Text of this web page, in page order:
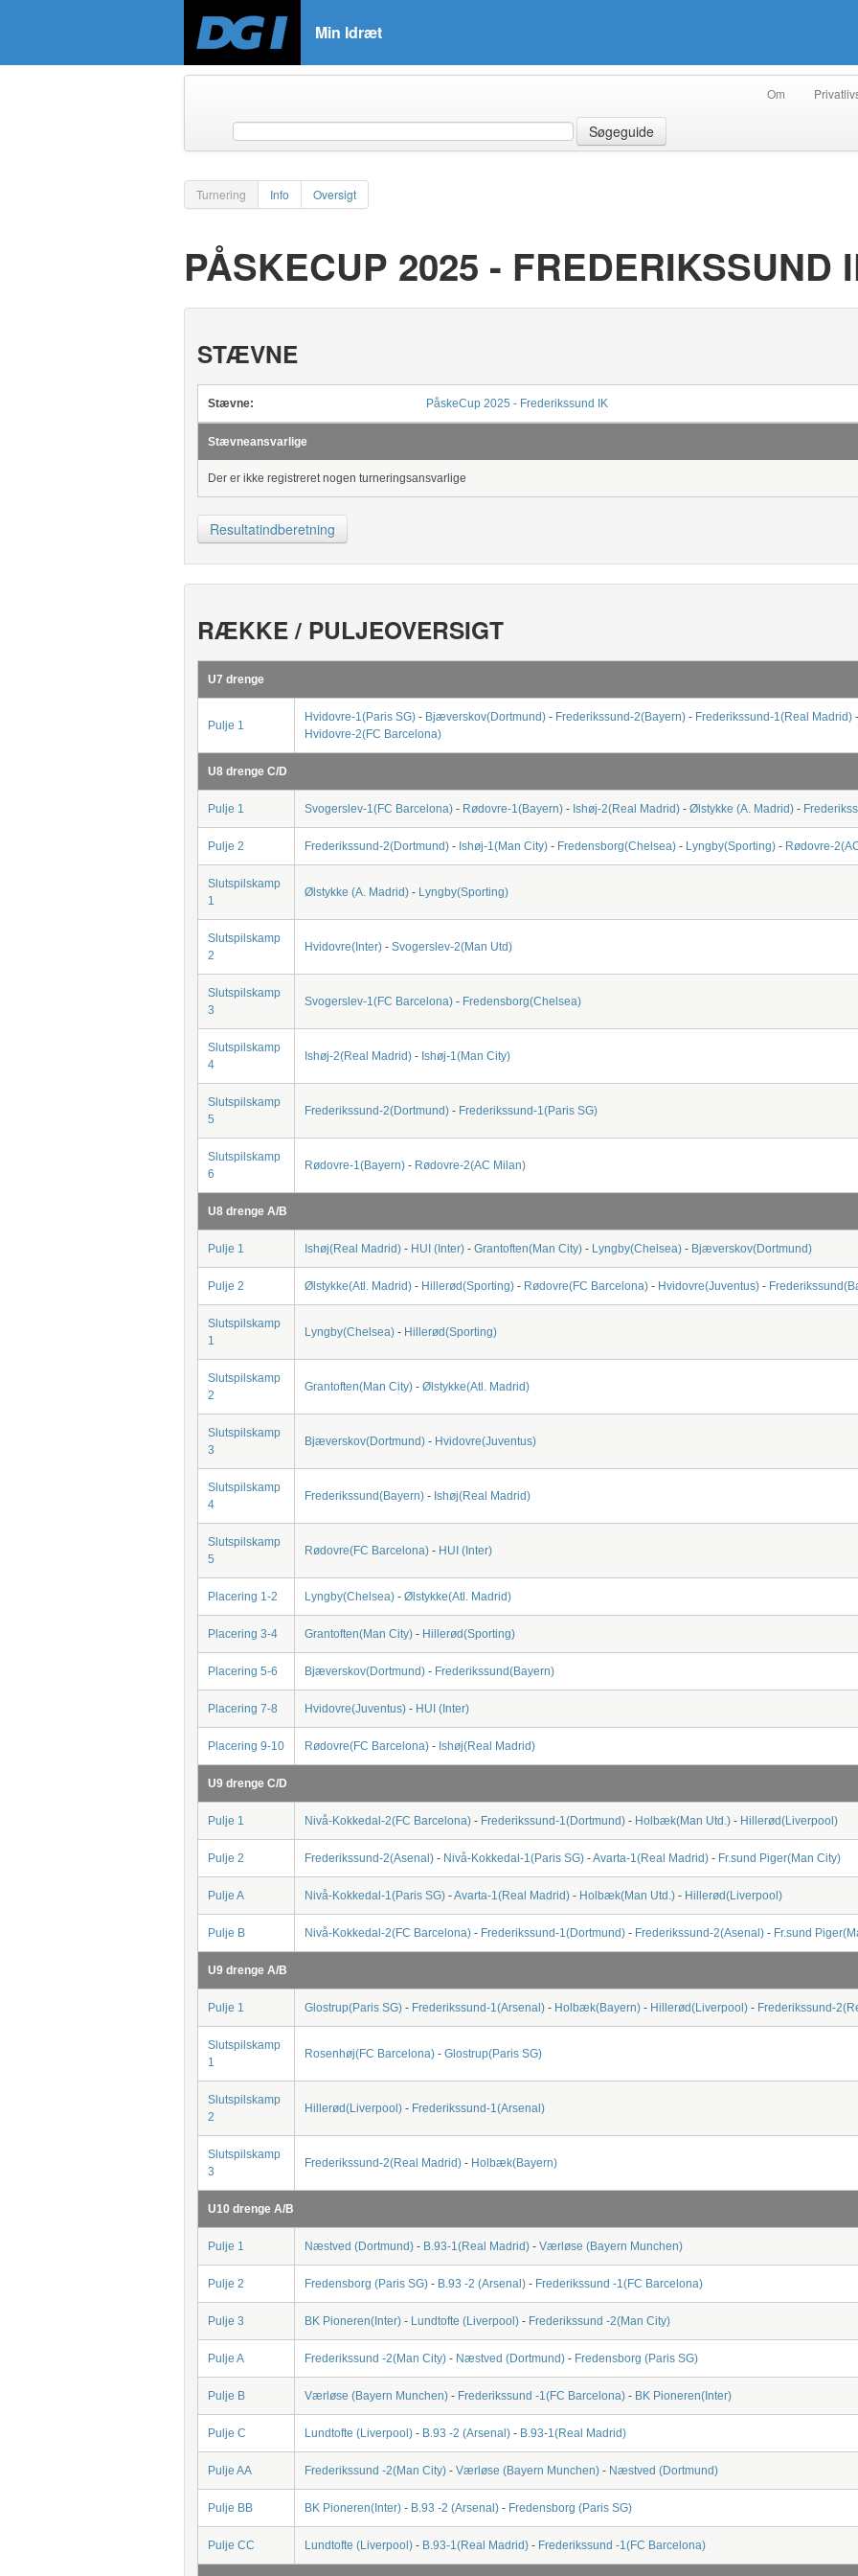
Min Idræt
Om
Søgeguide
Turnering Info Oversigt
PÅSKECUP 2025 - FREDERIKSSUND
STÆVNE
Stævne: PåskeCup 2025 - Frederikssund IK
Stævneansvarlige
Der er ikke registreret nogen turneringsansvarlige
Resultatindberetning
RÆKKE / PULJEOVERSIGT
U7 drenge
Pulje 1
Hvidovre-1(Paris SG) - Bjæverskov(Dortmund) - Frederikssund-2(Bayern) - Frederikssund-1(Real Madrid) -
Hvidovre-2(FC Barcelona)
U8 drenge C/D
Pulje 1 Svogerslev-1(FC Barcelona) - Rødovre-1(Bayern) - Ishøj-2(Real Madrid) - Ølstykke (A. Madrid) -
Pulje 2 Frederikssund-2(Dortmund) - Ishøj-1(Man City) - Fredensborg(Chelsea) - Lyngby(Sporting) - Rødovre-
Slutspilskamp
1
Ølstykke (A. Madrid) - Lyngby(Sporting)
Slutspilskamp
2
Hvidovre(Inter) - Svogerslev-2(Man Utd)
Slutspilskamp
3
Svogerslev-1(FC Barcelona) - Fredensborg(Chelsea)
Slutspilskamp
4
Ishøj-2(Real Madrid) - Ishøj-1(Man City)
Slutspilskamp
5
Frederikssund-2(Dortmund) - Frederikssund-1(Paris SG)
Slutspilskamp
6
Rødovre-1(Bayern) - Rødovre-2(AC Milan)
U8 drenge A/B
Pulje 1 Ishøj(Real Madrid) - HUI (Inter) - Grantoften(Man City) - Lyngby(Chelsea) - Bjæverskov(Dortmund)
Pulje 2 Ølstykke(Atl. Madrid) - Hillerød(Sporting) - Rødovre(FC Barcelona) - Hvidovre(Juventus) -
Slutspilskamp
1
Lyngby(Chelsea) - Hillerød(Sporting)
Slutspilskamp
2
Grantoften(Man City) - Ølstykke(Atl. Madrid)
Slutspilskamp
3
Bjæverskov(Dortmund) - Hvidovre(Juventus)
Slutspilskamp
4
Frederikssund(Bayern) - Ishøj(Real Madrid)
Slutspilskamp
5
Rødovre(FC Barcelona) - HUI (Inter)
Placering 1-2 Lyngby(Chelsea) - Ølstykke(Atl. Madrid)
Placering 3-4 Grantoften(Man City) - Hillerød(Sporting)
Placering 5-6 Bjæverskov(Dortmund) - Frederikssund(Bayern)
Placering 7-8 Hvidovre(Juventus) - HUI (Inter)
Placering 9-10 Rødovre(FC Barcelona) - Ishøj(Real Madrid)
U9 drenge C/D
Pulje 1 Nivå-Kokkedal-2(FC Barcelona) - Frederikssund-1(Dortmund) - Holbæk(Man Utd.) - Hillerød(Liverpool)
Pulje 2 Frederikssund-2(Asenal) - Nivå-Kokkedal-1(Paris SG) -Avarta-1(Real Madrid) - Fr.sund Piger(Man City)
Pulje A Nivå-Kokkedal-1(Paris SG) -Avarta-1(Real Madrid) - Holbæk(Man Utd.) - Hillerød(Liverpool)
Pulje B Nivå-Kokkedal-2(FC Barcelona) - Frederikssund-1(Dortmund) - Frederikssund-2(Asenal) - Fr.sund
U9 drenge A/B
Pulje 1 Glostrup(Paris SG) - Frederikssund-1(Arsenal) - Holbæk(Bayern) - Hillerød(Liverpool) - Frederikssund-
Slutspilskamp
1
Rosenhøj(FC Barcelona) - Glostrup(Paris SG)
Slutspilskamp
2
Hillerød(Liverpool) - Frederikssund-1(Arsenal)
Slutspilskamp
3
Frederikssund-2(Real Madrid) - Holbæk(Bayern)
U10 drenge A/B
Pulje 1 Næstved (Dortmund) - B.93-1(Real Madrid) - Værløse (Bayern Munchen)
Pulje 2 Fredensborg (Paris SG) - B.93 -2 (Arsenal) - Frederikssund -1(FC Barcelona)
Pulje 3 BK Pioneren(Inter) - Lundtofte (Liverpool) - Frederikssund -2(Man City)
Pulje A Frederikssund -2(Man City) - Næstved (Dortmund) - Fredensborg (Paris SG)
Pulje B Værløse (Bayern Munchen) - Frederikssund -1(FC Barcelona) - BK Pioneren(Inter)
Pulje C Lundtofte (Liverpool) - B.93 -2 (Arsenal) - B.93-1(Real Madrid)
Pulje AA Frederikssund -2(Man City) - Værløse (Bayern Munchen) - Næstved (Dortmund)
Pulje BB BK Pioneren(Inter) - B.93 -2 (Arsenal) - Fredensborg (Paris SG)
Pulje CC Lundtofte (Liverpool) - B.93-1(Real Madrid) - Frederikssund -1(FC Barcelona)